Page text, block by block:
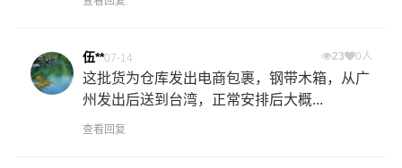
伍**07-14 23 0人
这批货为仓库发出电商包裹，钢带木箱，从广
州发出后送到台湾，正常安排后大概...
查看回复